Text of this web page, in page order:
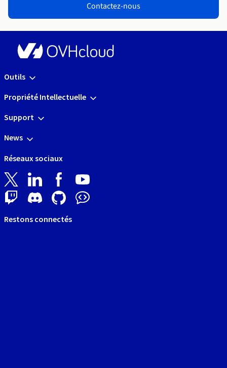
Contactez-nous
Outils
Propriété Intellectuelle
Support
News
Réseaux sociaux
Restons connectés